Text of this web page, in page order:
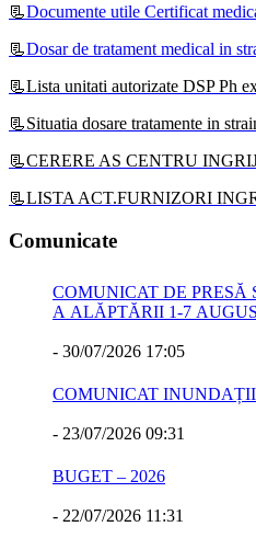
📃Documente utile Certificat
📃Dosar de tratament medical in
📃Lista unitati autorizate DSP Ph
📃Situatia dosare tratamente in
📃CERERE AS CENTRU
📃LISTA ACT.FURNIZORI
Comunicate
COMUNICAT DE
A ALĂPTĂRII 1-7
- 30/07/2026 17:05
COMUNICAT INUNDAȚII
- 23/07/2026 09:31
BUGET – 2026
- 22/07/2026 11:31